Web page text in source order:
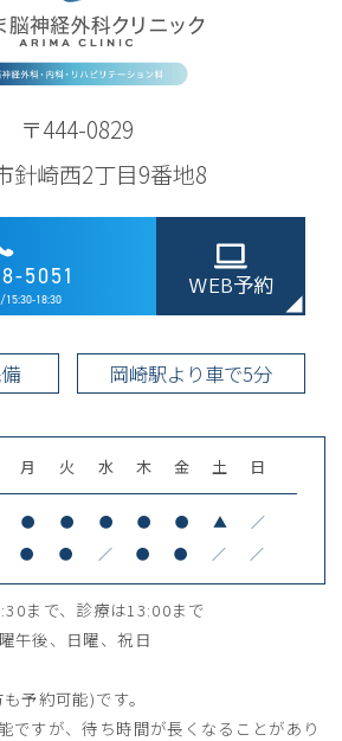
〒444-0829
針崎西2丁目9番地8
5051
15:30-18:30 WEB予約
岡崎駅より車で5分
月 火 水 木 金 土 日
● ● ● ● ● ▲ ／
● ● ／ ● ● ／ ／
まで、診療は13:00まで
午後、日曜、祝日
予約可能)です。
ですが、待ち時間が長くなることがあり